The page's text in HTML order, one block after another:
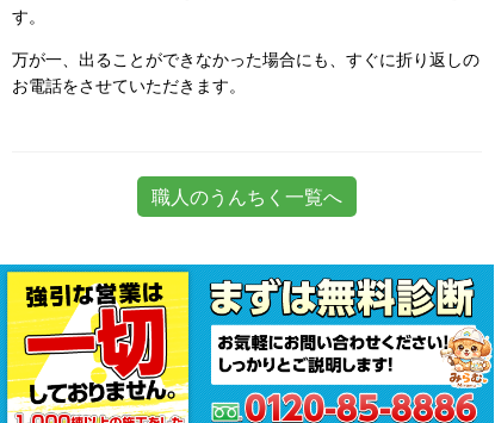
す。
万が一、出ることができなかった場合にも、すぐに折り返しの
お電話をさせていただきます。
職人のうんちく一覧へ